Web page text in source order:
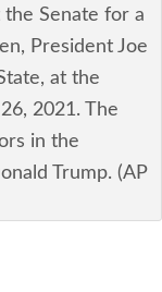
the Senate for a
President Joe
at the
2021. The
in the
Trump. (AP